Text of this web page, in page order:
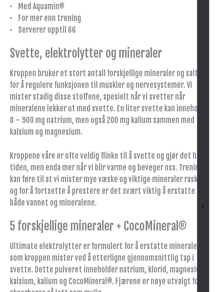
+
• Med Aquamin®
• For mer enn trening
• Serverer opptil 66
Svette, elektrolytter og mineraler
Kroppen bruker et stort antall forskjellige mineraler og salter
for å regulere funksjonen til muskler og nervesystemer. Vi
mister stadig disse stoffene, spesielt når vi svetter når
mineralene lekker ut med svette. En liter svette kan inneholde
8 – 900 mg natrium, men også 200 mg kalium sammen med
kalsium og magnesium.
Kroppene våre er ofte veldig flinke til å svette og gjør det hele
tiden, men enda mer når vi blir varme og beveger oss. Trening
kan føre til at vi mister mye væske og viktige mineraler raskt,
og for å fortsette å prestere er det svært viktig å erstatte
både vannet og mineralene.
5 forskjellige mineraler + CocoMineral®
Ultimate elektrolytter er formulert for å erstatte mineraler
som kroppen mister ved å etterligne gjennomsnittlig tap i
svette. Dette pulveret inneholder natrium, klorid, magnesium,
kalsium, kalium og CocoMineral®. Fjærene er nøye utvalgt for å